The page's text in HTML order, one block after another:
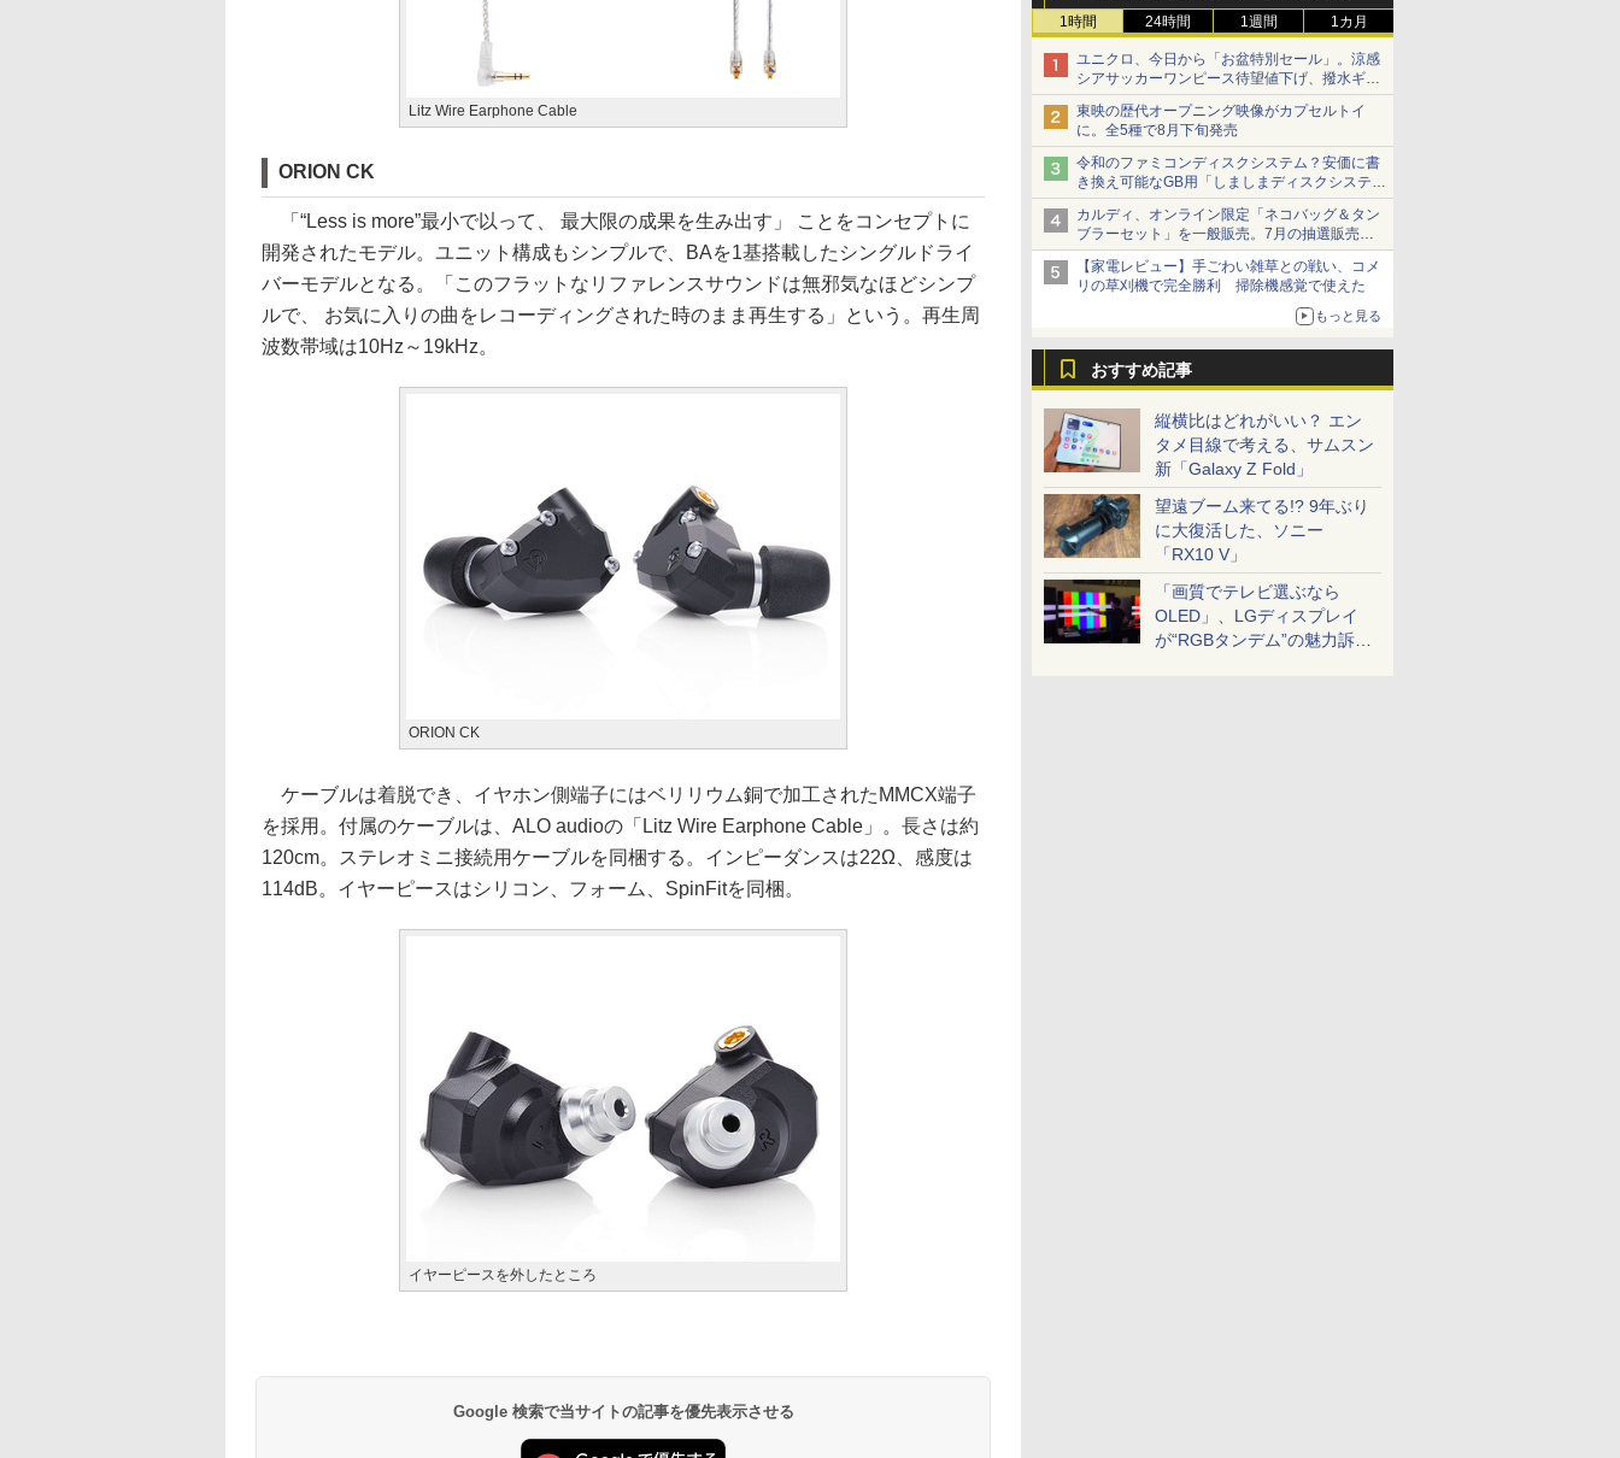
1時間 24時間 1週間 1カ月
ユニクロ、今日から「お盆特別セール」。涼感
シアサッカーワンピース待望値下げ、撥水ギア
ショーツは1990円に
東映の歴代オープニング映像がカプセルトイ
に。全5種で8月下旬発売
令和のファミコンディスクシステム？安価に書
き換え可能なGB用「しましまディスクシステ
ム」
カルディ、オンライン限定「ネコバッグ＆タン
ブラーセット」を一般販売。7月の抽選販売の
当選無効分
【家電レビュー】手ごわい雑草との戦い、コメ
リの草刈機で完全勝利 掃除機感覚で使えた
もっと見る
おすすめ記事
縦横比はどれがいい？ エン
タメ目線で考える、サムスン
新「Galaxy Z Fold」
望遠ブーム来てる!? 9年ぶり
に大復活した、ソニー
「RX10 V」
「画質でテレビ選ぶなら
OLED」、LGディスプレイ
が“RGBタンデム”の魅力訴
Litz Wire Earphone Cable
ORION CK
「“Less is more”最小で以って、 最大限の成果を生み出す」 ことをコンセプトに
開発されたモデル。ユニット構成もシンプルで、BAを1基搭載したシングルドライ
バーモデルとなる。「このフラットなリファレンスサウンドは無邪気なほどシンプ
ルで、 お気に入りの曲をレコーディングされた時のまま再生する」という。再生周
波数帯域は10Hz～19kHz。
ORION CK
ケーブルは着脱でき、イヤホン側端子にはベリリウム銅で加工されたMMCX端子
を採用。付属のケーブルは、ALO audioの「Litz Wire Earphone Cable」。長さは約
120cm。ステレオミニ接続用ケーブルを同梱する。インピーダンスは22Ω、感度は
114dB。イヤーピースはシリコン、フォーム、SpinFitを同梱。
イヤーピースを外したところ
Google 検索で当サイトの記事を優先表示させる